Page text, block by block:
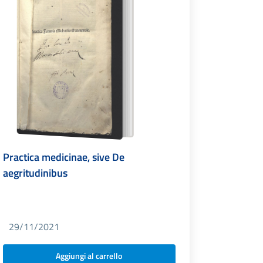
Practica medicinae, sive De
aegritudinibus
29/11/2021
Aggiungi al carrello